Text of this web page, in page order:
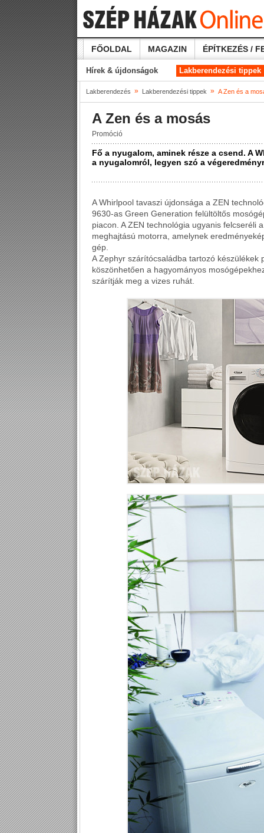
FŐOLDAL MAGAZIN ÉPÍTKEZÉS /
Hírek & újdonságok Lakberendezési tippek
Lakberendezés » Lakberendezési tippek » A Zen és a
A Zen és a mosás
Promóció
Fő a nyugalom, aminek része a csend. A
a nyugalomról, legyen szó a
A Whirlpool tavaszi újdonsága a ZEN
9630-as Green Generation felültöltős
piacon. A ZEN technológia ugyanis felcseréli
meghajtású motorra, amelynek
gép.
A Zephyr szárítócsaládba tartozó
köszönhetően a hagyományos
szárítják meg a vizes ruhát.